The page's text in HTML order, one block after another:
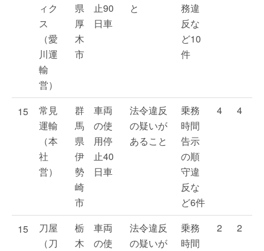
ィク
ス
（愛
川運
輸
営）
県
厚
木
市
止90
日車
と
務違
反な
ど10
件
15
常見
運輸
（本
社
営）
群
馬
県
伊
勢
崎
市
車両
の使
用停
止40
日車
法令違反
の疑いが
あること
乗務
時間
告示
の順
守違
反な
ど6件
4 4
15
刀屋
（刀
栃
木
車両
の使
法令違反
の疑いが
乗務
時間
2 2